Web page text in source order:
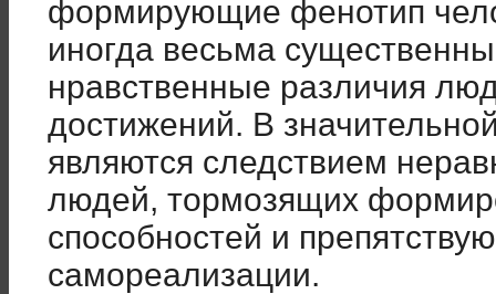
формирующие фенотип
иногда весьма
нравственные различия
достижений. В
являются следствием
людей, тормозящих
способностей и
самореализации.